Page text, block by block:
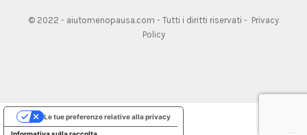
© 2022 - aiutomenopausa.com - Tutti i diritti riservati - Privacy
Policy
Le tue preferenze relative alla privacy